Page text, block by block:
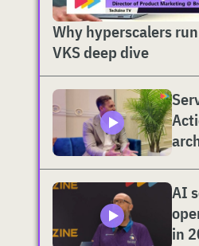
Why hyperscalers
VKS deep dive
AI
in